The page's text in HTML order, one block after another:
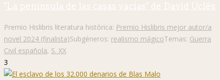
"La península de las casas vacías" de David Uclés
Premio Hislibris literatura histórica: Premio Hislibris mejor autor/a
novel 2024 (finalista)Subgéneros: realismo mágicoTemas: Guerra
Civil española, S. XX
3